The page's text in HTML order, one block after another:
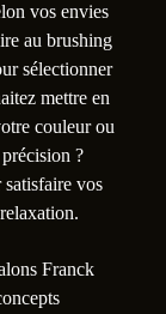
vos envies
au brushing
sélectionner
mettre en
couleur ou
?
satisfaire vos
Franck